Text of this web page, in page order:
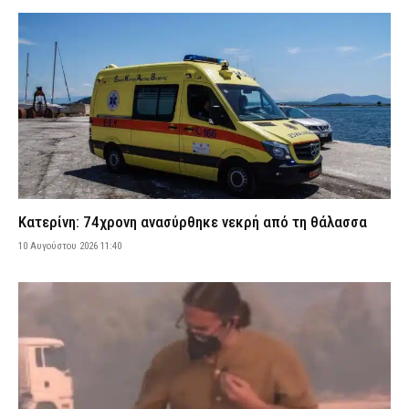
Καρυστιανού για τις μαζικές αποχωρήσεις από το κόμμα της:
«Είχαμε αντιληφθεί το παρακίνημα, ο Αυγερινός μας
προσέγγισε» (βίντεο)
ΠΟΛΙΤΙΚΗ 10 Αυγούστου 2026 09:46
Σε ισχύ το θερινό ωράριο στα Μέσα – Πώς κινούνται Μετρό,
ΗΣΑΠ, Τραμ και λεωφορεία
ΕΙΔΗΣΕΙΣ 10 Αυγούστου 2026 09:32
Συνελήφθησαν τέσσερα άτομα στη Θεσσαλονίκη – Χτύπησαν
19χρονο για να τον ληστέψουν
στη θάλασσα στο Βαρθολομιό – Συνελήφθη ο σύζυγός της
10 Αυγούστου 2026 09:07
Θεσσαλονίκη: Συνελήφθη 37χρονος με κλεμμένο αυτοκίνητο για
την καταδίωξη BMW – Αναβάτες μηχανής έσπασαν τα τζάμια
του ΙΧ (βίντεο)
ΑΣΤΥΝΟΜΙΑ 10 Αυγούστου 2026 08:53
Κατερίνη: 74χρονη ανασύρθηκε νεκρή από τη θάλασσα
10 Αυγούστου 2026 11:40